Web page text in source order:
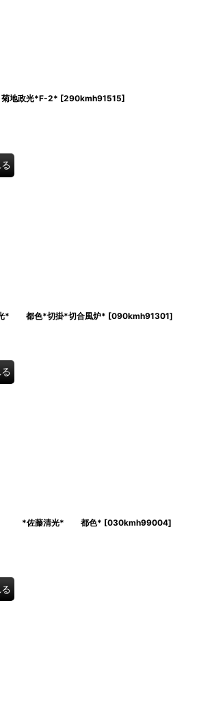
地政光*F-2* [290kmh91515]
* 都色*切掛*切合風炉* [090kmh91301]
ト】 *佐藤清光* 都色* [030kmh99004]